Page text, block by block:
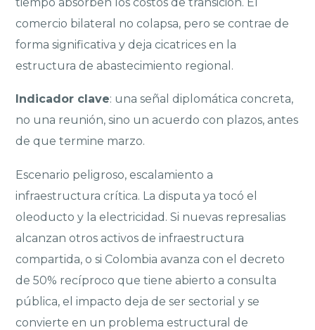
comercio bilateral no colapsa, pero se contrae de
forma significativa y deja cicatrices en la
estructura de abastecimiento regional.
Indicador clave: una señal diplomática concreta,
no una reunión, sino un acuerdo con plazos, antes
de que termine marzo.
Escenario peligroso, escalamiento a
infraestructura crítica. La disputa ya tocó el
oleoducto y la electricidad. Si nuevas represalias
alcanzan otros activos de infraestructura
compartida, o si Colombia avanza con el decreto
de 50% recíproco que tiene abierto a consulta
pública, el impacto deja de ser sectorial y se
convierte en un problema estructural de